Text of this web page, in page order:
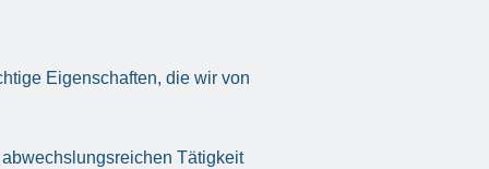
Eigenschaften, die wir von
Tätigkeit